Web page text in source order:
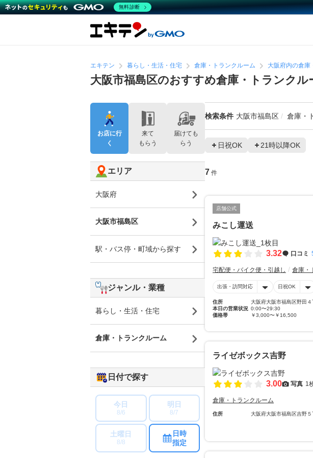
エキテン 暮らし・生活・住宅 倉庫・トランクルーム 大阪府内の倉庫
大阪市福島区のおすすめ倉庫・トランクル
検索条件 大阪市福島区 倉庫・
日祝OK 21時以降OK
7 件
店舗公式
みこし運送
3.32 口コミ
宅配便・バイク便・引越し 倉庫・
出張・訪問対応 日祝OK
住所
大阪府大阪市福島区野田４
本日の営業状況 0:00〜29:30
価格帯
￥3,000〜￥16,500
ライゼボックス吉野
3.00 写真 1
倉庫・トランクルーム
住所 大阪府大阪市福島区吉野５
お店に行
く
来て
もらう
届けても
らう
エリア
大阪府
大阪市福島区
駅・バス停・町域から探す
ジャンル・業種
暮らし・生活・住宅
倉庫・トランクルーム
日付で探す
今日
8/6
明日
8/7
土曜日
8/8
日時
指定
無料診断